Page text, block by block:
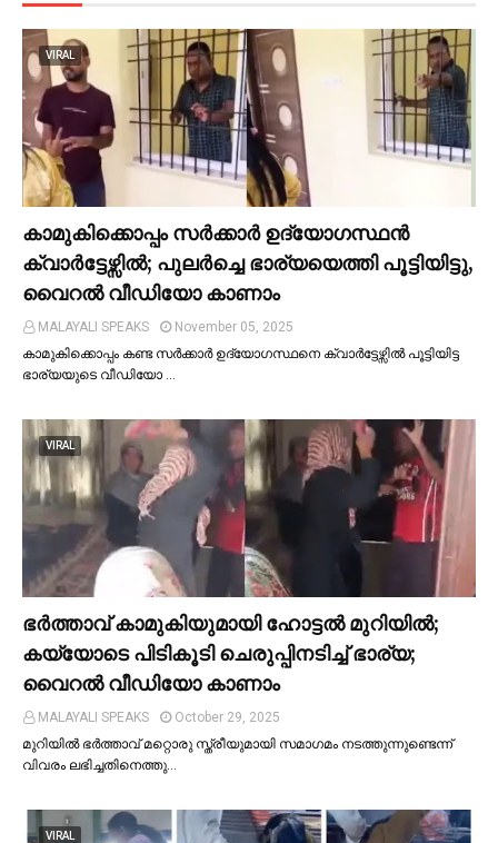
VIRAL
കാമുകിക്കൊപ്പം സര്‍ക്കാര്‍ ഉദ്യോഗസ്ഥൻ
ക്വാര്‍ട്ടേഴ്സില്‍; പുലര്‍ച്ചെ ഭാര്യയെത്തി പൂട്ടിയിട്ടു,
വൈറല്‍ വീഡിയോ കാണാം
MALAYALI SPEAKS
November 05, 2025
കാമുകിക്കൊപ്പം കണ്ട സർക്കാർ ഉദ്യോഗസ്ഥനെ ക്വാർട്ടേഴ്സില്‍ പൂട്ടിയിട്ട
ഭാര്യയുടെ വീഡിയോ …
VIRAL
ഭര്‍ത്താവ് കാമുകിയുമായി ഹോട്ടല്‍ മുറിയില്‍;
കയ്യോടെ പിടികൂടി ചെരുപ്പിനടിച്ച്‌ ഭാര്യ;
വൈറൽ വീഡിയോ കാണാം
MALAYALI SPEAKS
October 29, 2025
മുറിയില്‍ ഭർത്താവ് മറ്റൊരു സ്ത്രീയുമായി സമാഗമം നടത്തുന്നുണ്ടെന്ന്
വിവരം ലഭിച്ചതിനെത്തു…
VIRAL